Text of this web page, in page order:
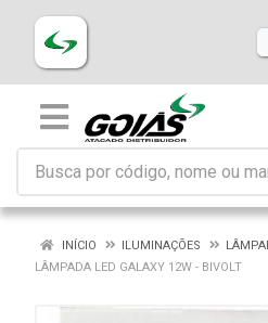
INÍCIO ILUMINAÇÕES
LÂMPADA LED GALAXY 12W - BIVOLT